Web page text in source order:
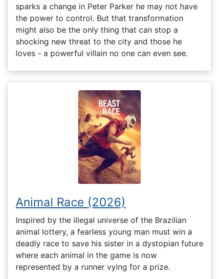
sparks a change in Peter Parker he may not have
the power to control. But that transformation
might also be the only thing that can stop a
shocking new threat to the city and those he
loves - a powerful villain no one can even see.
Animal Race (2026)
Inspired by the illegal universe of the Brazilian
animal lottery, a fearless young man must win a
deadly race to save his sister in a dystopian future
where each animal in the game is now
represented by a runner vying for a prize.